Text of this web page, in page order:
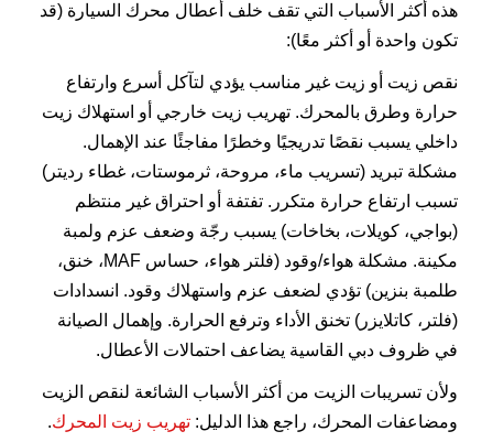
هذه أكثر الأسباب التي تقف خلف أعطال محرك السيارة (قد
تكون واحدة أو أكثر معًا):
نقص زيت أو زيت غير مناسب يؤدي لتآكل أسرع وارتفاع
حرارة وطرق بالمحرك. تهريب زيت خارجي أو استهلاك زيت
داخلي يسبب نقصًا تدريجيًا وخطرًا مفاجئًا عند الإهمال.
مشكلة تبريد (تسريب ماء، مروحة، ثرموستات، غطاء رديتر)
تسبب ارتفاع حرارة متكرر. تفتفة أو احتراق غير منتظم
(بواجي، كويلات، بخاخات) يسبب رجّة وضعف عزم ولمبة
مكينة. مشكلة هواء/وقود (فلتر هواء، حساس MAF، خنق،
طلمبة بنزين) تؤدي لضعف عزم واستهلاك وقود. انسدادات
(فلتر، كاتلايزر) تخنق الأداء وترفع الحرارة. وإهمال الصيانة
في ظروف دبي القاسية يضاعف احتمالات الأعطال.
ولأن تسريبات الزيت من أكثر الأسباب الشائعة لنقص الزيت
ومضاعفات المحرك، راجع هذا الدليل: تهريب زيت المحرك.